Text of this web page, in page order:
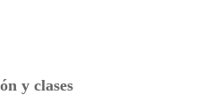
y clases